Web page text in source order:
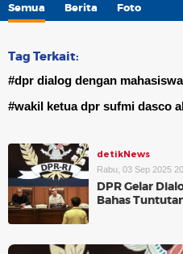
Semua Berita Foto
Tag Terkait:
#dpr dialog dengan mahasiswa
#wakil ketua dpr sufmi dasco
detikNews
Rabu, 03 Sep 2025
DPR Gelar
Bahas